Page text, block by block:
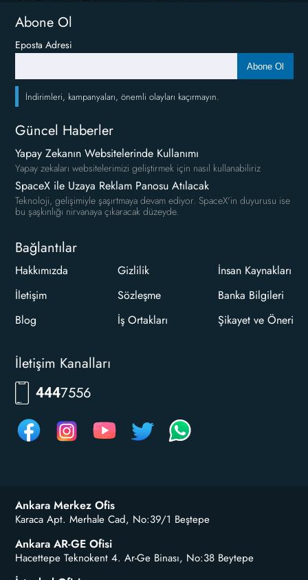
Abone Ol
Eposta Adresi
Abone Ol
İndirimleri, kampanyaları, önemli olayları kaçırmayın.
Güncel Haberler
Yapay Zekanın Websitelerinde Kullanımı
Yapay zekaları websitelerimizi geliştirmek için nasıl kullanabiliriz
SpaceX ile Uzaya Reklam Panosu Atılacak
Teknoloji, gelişimiyle şaşırtmaya devam ediyor. SpaceX'in duyurusu ise
bu şaşkınlığı nirvanaya çıkaracak düzeyde.
Bağlantılar
Hakkımızda
İletişim
Blog
Gizlilik
Sözleşme
İş Ortakları
İnsan Kaynakları
Banka Bilgileri
Şikayet ve Öneri
İletişim Kanalları
444RKLM
Ankara Merkez Ofis
Karaca Apt. Merhale Cad, No:39/1 Beştepe
Ankara AR-GE Ofisi
Hacettepe Teknokent 4. Ar-Ge Binası, No:38 Beytepe